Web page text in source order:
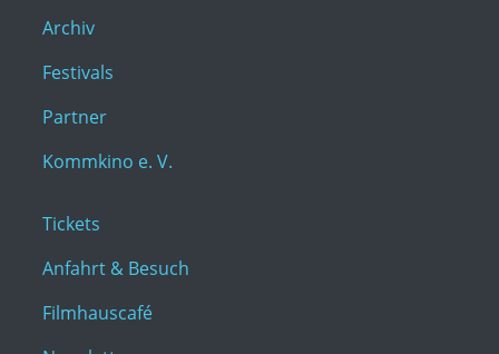
Archiv
Festivals
Partner
Kommkino e. V.
Tickets
Anfahrt & Besuch
Filmhauscafé